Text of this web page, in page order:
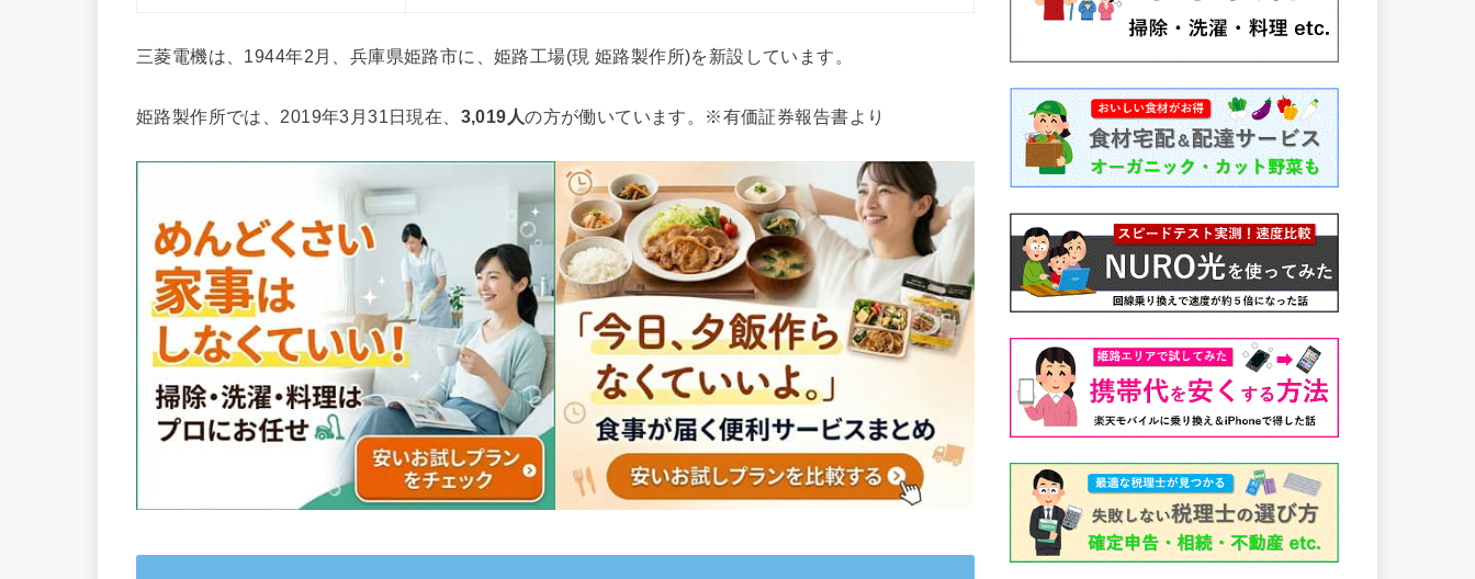
三菱電機は、1944年2月、兵庫県姫路市に、姫路工場(現 姫路製作所)を新設しています。
姫路製作所では、2019年3月31日現在、 3,019人の方が働いています。※有価証券報告書より